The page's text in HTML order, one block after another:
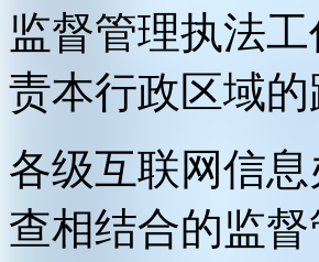
监督管理执法
责本行政区域
各级互联网信
查相结合的监